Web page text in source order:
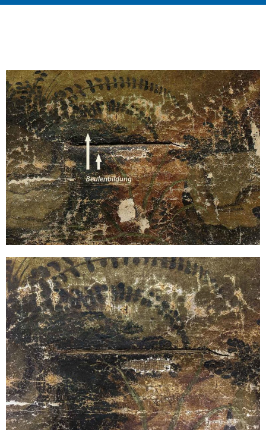
Deformation
Nach Abnahme der Kittmasse wird der Grund für die
weitreichende Überarbeitung sichtbar. Die Überkittung sollte die
Beulenbildung entlang des Risses „vertuschen“.
Planierung
Die Beulenbildung entlang des Risses ist erfolgreich mit Hilfe von
Feuchtigkeit planiert und mit tierischem Leim fixiert. Durch das
Niederlegen der Leinwand hat sich der Spalt des Risses verkleinert.